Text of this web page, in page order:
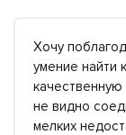
Хочу
умение найти
не видно
мелких